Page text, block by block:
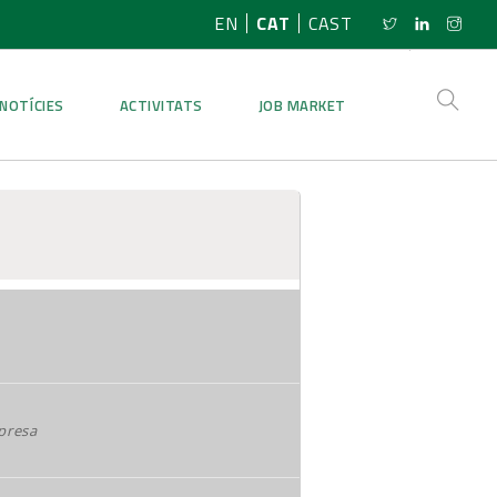
EN CAT CAST
NOTÍCIES ACTIVITATS JOB MARKET